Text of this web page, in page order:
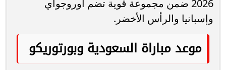
2026 ضمن مجموعة قوية تضم أوروجواي
وإسبانيا والرأس الأخضر.
موعد مباراة السعودية وبورتوريكو